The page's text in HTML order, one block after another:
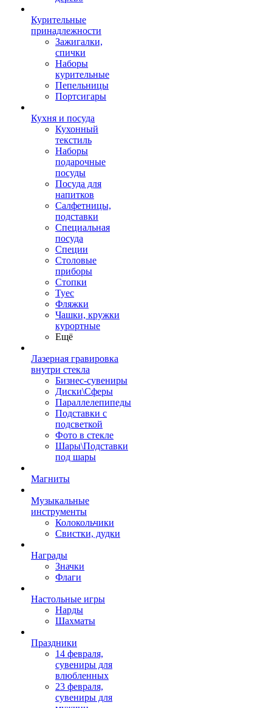
Курительные
принадлежности
Зажигалки,
спички
Наборы
курительные
Пепельницы
Портсигары
Кухня и посуда
Кухонный
текстиль
Наборы
подарочные
посуды
Посуда для
напитков
Салфетницы,
подставки
Специальная
посуда
Специи
Столовые
приборы
Стопки
Туес
Фляжки
Чашки, кружки
курортные
Ещё
Лазерная гравировка
внутри стекла
Бизнес-сувениры
Диски\Сферы
Параллелепипеды
Подставки с
подсветкой
Фото в стекле
Шары\Подставки
под шары
Магниты
Музыкальные
инструменты
Колокольчики
Свистки, дудки
Награды
Значки
Флаги
Настольные игры
Нарды
Шахматы
Праздники
14 февраля,
сувениры для
влюбленных
23 февраля,
сувениры для